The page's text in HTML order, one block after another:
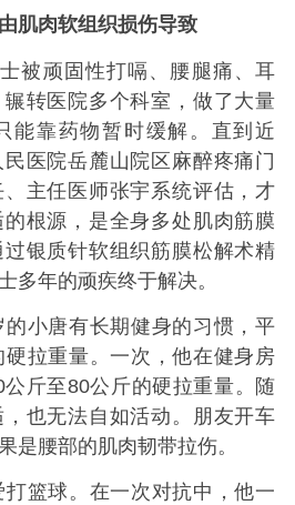
肉软组织损伤导致
顽固性打嗝、腰腿痛、耳
转医院多个科室，做了大量
能靠药物暂时缓解。直到近
医院岳麓山院区麻醉疼痛门
主任医师张宇系统评估，才
根源，是全身多处肌肉筋膜
银质针软组织筋膜松解术精
多年的顽疾终于解决。
小唐有长期健身的习惯，平
拉重量。一次，他在健身房
斤至80公斤的硬拉重量。随
也无法自如活动。朋友开车
是腰部的肌肉韧带拉伤。
篮球。在一次对抗中，他一